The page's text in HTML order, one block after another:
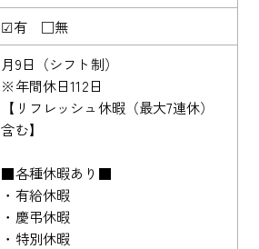
☑有 □無
月9日（シフト制）
※年間休日112日
【リフレッシュ休暇（最大7連休）
含む】
■各種休暇あり■
・有給休暇
・慶弔休暇
・特別休暇